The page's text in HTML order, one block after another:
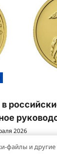
2026
файлы и